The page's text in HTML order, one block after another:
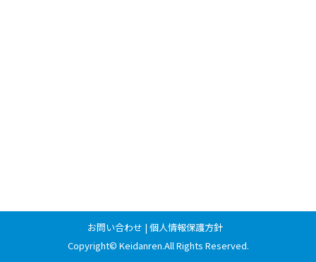
お問い合わせ | 個人情報保護方針
Copyright© Keidanren.All Rights Reserved.